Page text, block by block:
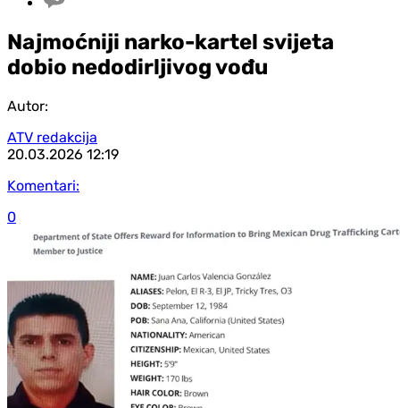
Najmoćniji narko-kartel svijeta
dobio nedodirljivog vođu
Autor:
ATV redakcija
20.03.2026 12:19
Komentari:
0